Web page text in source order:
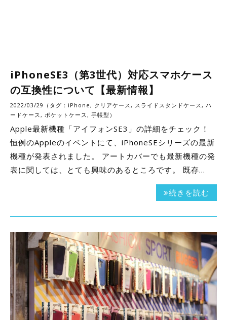
iPhoneSE3（第3世代）対応スマホケース
の互換性について【最新情報】
2022/03/29（タグ： iPhone , クリアケース , スライドスタンドケース , ハ
ードケース , ポケットケース , 手帳型 ）
Apple最新機種「アイフォンSE3」の詳細をチェック！
恒例のAppleのイベントにて、iPhoneSEシリーズの最新
機種が発表されました。 アートカバーでも最新機種の発
表に関しては、とても興味のあるところです。 既存…
続きを読む